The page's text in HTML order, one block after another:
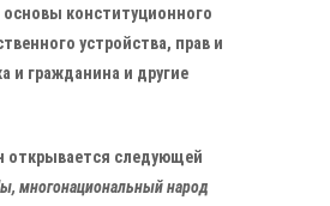
конституционного
устройства, прав и
и гражданина и другие
открывается следующей
многонациональный народ